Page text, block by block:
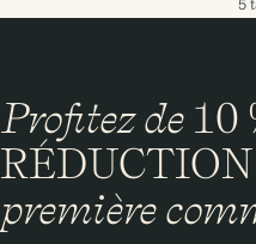
5
Profitez de 10
RÉDUCTION
première